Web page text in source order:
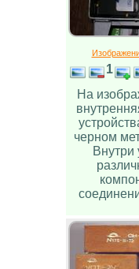
1
На
черном
Внутри